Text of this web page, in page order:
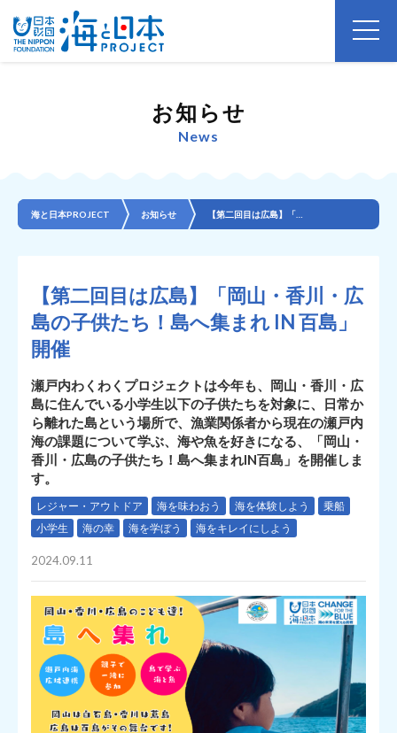
お知らせ
News
海と日本PROJECT お知らせ
【第二回目は広島】「岡山・香川・広
島の子供たち！島へ集まれ IN 百島」
開催
瀬戸内わくわくプロジェクトは今年も、岡山・香川・広
島に住んでいる小学生以下の子供たちを対象に、日常か
ら離れた島という場所で、漁業関係者から現在の瀬戸内
海の課題について学ぶ、海や魚を好きになる、「岡山・
香川・広島の子供たち！島へ集まれIN百島」を開催しま
す。
レジャー・アウトドア 海を味わおう 海を体験しよう
乗船
小学生
海の幸 海を学ぼう 海をキレイにしよう
2024.09.11